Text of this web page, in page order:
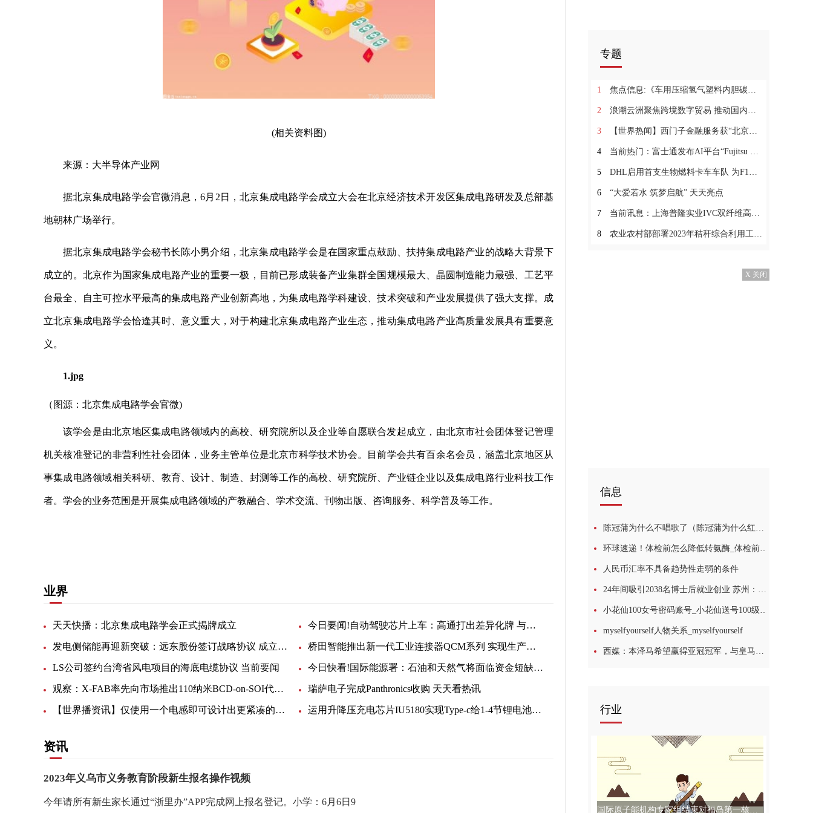
(相关资料图)
来源：大半导体产业网
据北京集成电路学会官微消息，6月2日，北京集成电路学会成立大会在北京经济技术开发区集成电路研发及总部基
地朝林广场举行。
据北京集成电路学会秘书长陈小男介绍，北京集成电路学会是在国家重点鼓励、扶持集成电路产业的战略大背景下
成立的。北京作为国家集成电路产业的重要一极，目前已形成装备产业集群全国规模最大、晶圆制造能力最强、工艺平
台最全、自主可控水平最高的集成电路产业创新高地，为集成电路学科建设、技术突破和产业发展提供了强大支撑。成
立北京集成电路学会恰逢其时、意义重大，对于构建北京集成电路产业生态，推动集成电路产业高质量发展具有重要意
义。
1.jpg
（图源：北京集成电路学会官微)
该学会是由北京地区集成电路领域内的高校、研究院所以及企业等自愿联合发起成立，由北京市社会团体登记管理
机关核准登记的非营利性社会团体，业务主管单位是北京市科学技术协会。目前学会共有百余名会员，涵盖北京地区从
事集成电路领域相关科研、教育、设计、制造、封测等工作的高校、研究院所、产业链企业以及集成电路行业科技工作
者。学会的业务范围是开展集成电路领域的产教融合、学术交流、刊物出版、咨询服务、科学普及等工作。
业界
天天快播：北京集成电路学会正式揭牌成立 今日要闻!自动驾驶芯片上车：高通打出差异化牌 与英伟达错位竞争
发电侧储能再迎新突破：远东股份签订战略协议 成立三方合资公司 桥田智能推出新一代工业连接器QCM系列 实现生产工序的高效切换与稳定传输-天天微速讯
LS公司签约台湾省风电项目的海底电缆协议 当前要闻 今日快看!国际能源署：石油和天然气将面临资金短缺问题
观察：X-FAB率先向市场推出110纳米BCD-on-SOI代工解决方案 瑞萨电子完成Panthronics收购 天天看热讯
【世界播资讯】仅使用一个电感即可设计出更紧凑的电源 运用升降压充电芯片IU5180实现Type-c给1-4节锂电池快速充电
资讯
2023年义乌市义务教育阶段新生报名操作视频
今年请所有新生家长通过“浙里办”APP完成网上报名登记。小学：6月6日9
专题
1 焦点信息:《车用压缩氢气塑料内胆碳纤维全缠绕气瓶》发布
2 浪潮云洲聚焦跨境数字贸易 推动国内国际双循环
3 【世界热闻】西门子金融服务获“北京市共铸诚信企业”与“上海市保理行业先进单位”称号
4 当前热门：富士通发布AI平台“Fujitsu Kozuchi”
5 DHL启用首支生物燃料卡车车队 为F1赛事提供物流运输 当前最新
6 “大爱若水 筑梦启航” 天天亮点
7 当前讯息：上海普隆实业IVC双纤维高分子工业地板卷材创新上市
8 农业农村部部署2023年秸秆综合利用工作_当前播报
X 关闭
信息
陈冠蒲为什么不唱歌了（陈冠蒲为什么红不起来） 世界今热点
环球速递！体检前怎么降低转氨酶_体检前怎样降低转氨酶
人民币汇率不具备趋势性走弱的条件
24年间吸引2038名博士后就业创业 苏州：让博士后心无旁骛在实验室搞科研
小花仙100女号密码账号_小花仙送号100级女号
myselfyourself人物关系_myselfyourself
西媒：本泽马希望赢得亚冠冠军，与皇马在世俱杯碰面
行业
国际原子能机构专家组结束对福岛第一核电站视察